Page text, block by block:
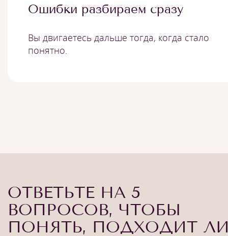
Ошибки разбираем сразу
Вы двигаетесь дальше тогда, когда стало
понятно.
ОТВЕТЬТЕ НА 5
ВОПРОСОВ, ЧТОБЫ
ПОНЯТЬ, ПОДХОДИТ